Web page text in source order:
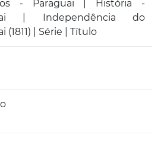
- Paraguai | História -
| Independência do
(1811) | Série | Título